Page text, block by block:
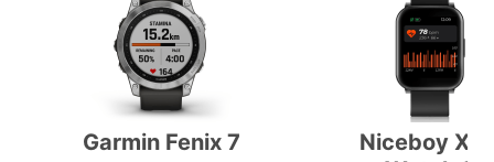
Garmin Fenix 7
Niceboy X-